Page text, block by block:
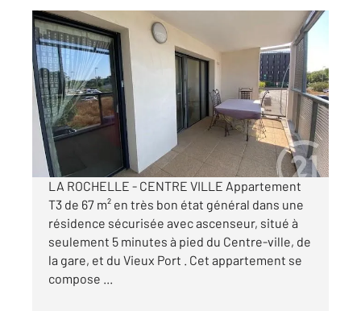
LA ROCHELLE 17
67,49 m2, 3 pièces
Ref : 22077
Appartement F3 à vendre
350 000 €
Visiter le site dédié
LA ROCHELLE - CENTRE VILLE Appartement
T3 de 67 m² en très bon état général dans une
résidence sécurisée avec ascenseur, situé à
seulement 5 minutes à pied du Centre-ville, de
la gare, et du Vieux Port . Cet appartement se
compose ...